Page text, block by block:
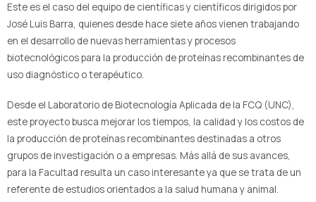
Este es el caso del equipo de científicas y científicos dirigidos por
José Luis Barra, quienes desde hace siete años vienen trabajando
en el desarrollo de nuevas herramientas y procesos
biotecnológicos para la producción de proteínas recombinantes de
uso diagnóstico o terapéutico.
Desde el Laboratorio de Biotecnología Aplicada de la FCQ (UNC),
este proyecto busca mejorar los tiempos, la calidad y los costos de
la producción de proteínas recombinantes destinadas a otros
grupos de investigación o a empresas. Más allá de sus avances,
para la Facultad resulta un caso interesante ya que se trata de un
referente de estudios orientados a la salud humana y animal.